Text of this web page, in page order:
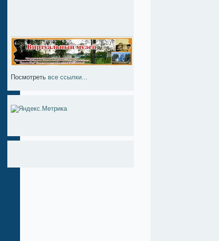
Посмотреть все ссылки...